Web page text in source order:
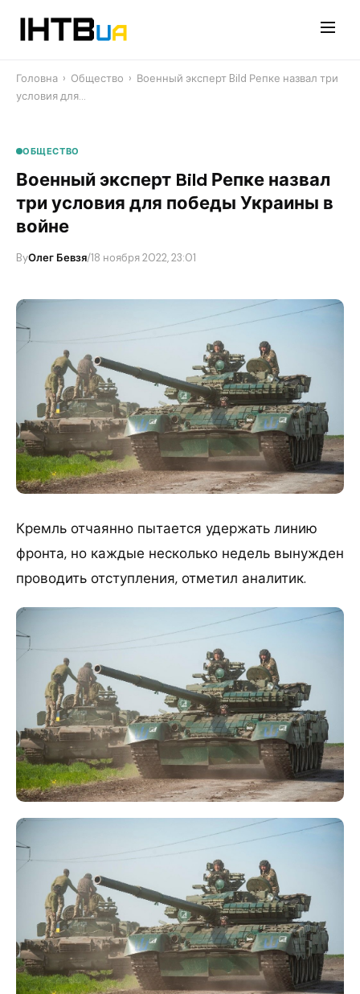
Головна › Общество › Военный эксперт Bild Репке назвал три
условия для…
ОБЩЕСТВО
Военный эксперт Bild Репке назвал
три условия для победы Украины в
войне
ByОлег Бевзя/18 ноября 2022, 23:01
Кремль отчаянно пытается удержать линию
фронта, но каждые несколько недель вынужден
проводить отступления, отметил аналитик.